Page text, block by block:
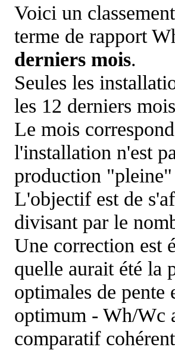
Voici un
terme de rapport
derniers mois.
Seules les
les 12 derniers
Le mois
l'installation n'est
production "pleine"
L'objectif est de
divisant par le
Une correction est
quelle aurait été la
optimales de
optimum - Wh/Wc
comparatif